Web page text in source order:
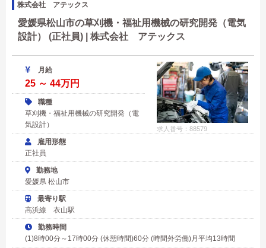
株式会社 アテックス
愛媛県松山市の草刈機・福祉用機械の研究開発（電気
設計） (正社員) | 株式会社 アテックス
求人番号：88579
月給
25 ～ 44万円
職種
草刈機・福祉用機械の研究開発（電
気設計）
雇用形態
正社員
勤務地
愛媛県 松山市
最寄り駅
高浜線 衣山駅
勤務時間
(1)8時00分～17時00分 (休憩時間)60分 (時間外労働)月平均13時間